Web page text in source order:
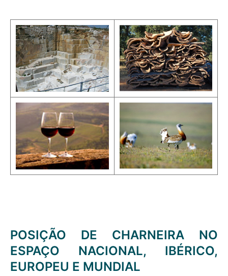
POSIÇÃO DE CHARNEIRA NO
ESPAÇO NACIONAL, IBÉRICO,
EUROPEU E MUNDIAL